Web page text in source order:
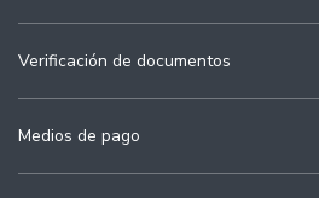
Verificación de documentos
Medios de pago